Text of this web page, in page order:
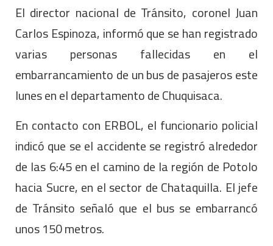
El director nacional de Tránsito, coronel Juan
Carlos Espinoza, informó que se han registrado
varias personas fallecidas en el
embarrancamiento de un bus de pasajeros este
lunes en el departamento de Chuquisaca.
En contacto con ERBOL, el funcionario policial
indicó que se el accidente se registró alrededor
de las 6:45 en el camino de la región de Potolo
hacia Sucre, en el sector de Chataquilla. El jefe
de Tránsito señaló que el bus se embarrancó
unos 150 metros.